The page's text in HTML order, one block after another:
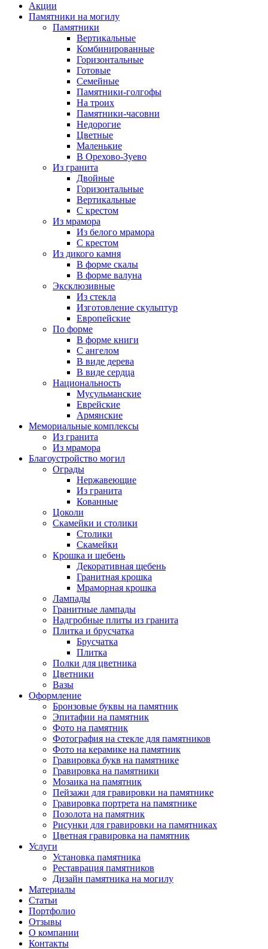
Акции
Памятники на могилу
Памятники
Вертикальные
Комбинированные
Горизонтальные
Готовые
Семейные
Памятники-голгофы
На троих
Памятники-часовни
Недорогие
Цветные
Маленькие
В Орехово-Зуево
Из гранита
Двойные
Горизонтальные
Вертикальные
С крестом
Из мрамора
Из белого мрамора
С крестом
Из дикого камня
В форме скалы
В форме валуна
Эксклюзивные
Из стекла
Изготовление скульптур
Европейские
По форме
В форме книги
С ангелом
В виде дерева
В виде сердца
Национальность
Мусульманские
Еврейские
Армянские
Мемориальные комплексы
Из гранита
Из мрамора
Благоустройство могил
Ограды
Нержавеющие
Из гранита
Кованные
Цоколи
Скамейки и столики
Столики
Скамейки
Крошка и щебень
Декоративная щебень
Гранитная крошка
Мраморная крошка
Лампады
Гранитные лампады
Надгробные плиты из гранита
Плитка и брусчатка
Брусчатка
Плитка
Полки для цветника
Цветники
Вазы
Оформление
Бронзовые буквы на памятник
Эпитафии на памятник
Фото на памятник
Фотография на стекле для памятников
Фото на керамике на памятник
Гравировка букв на памятнике
Гравировка на памятники
Мозаика на памятник
Пейзажи для гравировки на памятнике
Гравировка портрета на памятнике
Позолота на памятник
Рисунки для гравировки на памятниках
Цветная гравировка на памятник
Услуги
Установка памятника
Реставрация памятников
Дизайн памятника на могилу
Материалы
Статьи
Портфолио
Отзывы
О компании
Контакты